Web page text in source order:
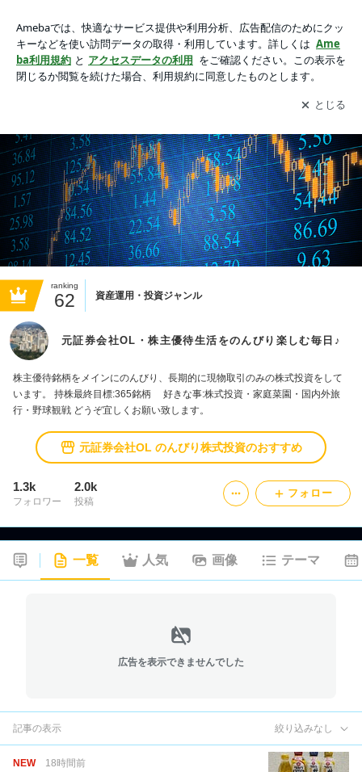
アプリをダウンロードして ブログの更新通知
を受け取りまし
ょう。
開く
ranking
62 資産運用・投資ジャンル
元証券会社OL・株主優待生活をのんびり楽しむ毎日♪
株主優待銘柄をメインにのんびり、長期的に現物取引のみの株式投資をして
います。 持株最終目標:365銘柄 好きな事:株式投資・家庭菜園・国内外旅
行・野球観戦 どうぞ宜しくお願い致します。
元証券会社OL のんびり株式投資のおすすめ
1.3k
フォロワー
2.0k
投稿
フォロー
一覧 人気 画像 テーマ
広告を表示できませんでした
記事の表示 絞り込みなし
NEW 18時間前